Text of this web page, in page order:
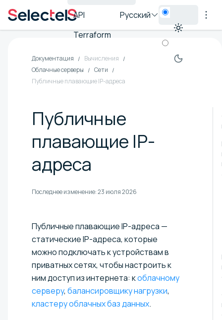
API
Terraform
Русский
Документация
Вычисления
Облачные серверы
Сети
Публичные плавающие IP-адреса
Публичные
плавающие IP-
адреса
Последнее изменение:23 июля 2026
Публичные плавающие IP-адреса —
статические IP-адреса, которые
можно подключать к устройствам в
приватных сетях, чтобы настроить к
ним доступ из интернета: коблачному
серверу, балансировщику нагрузки,
кластеру облачных баз данных.